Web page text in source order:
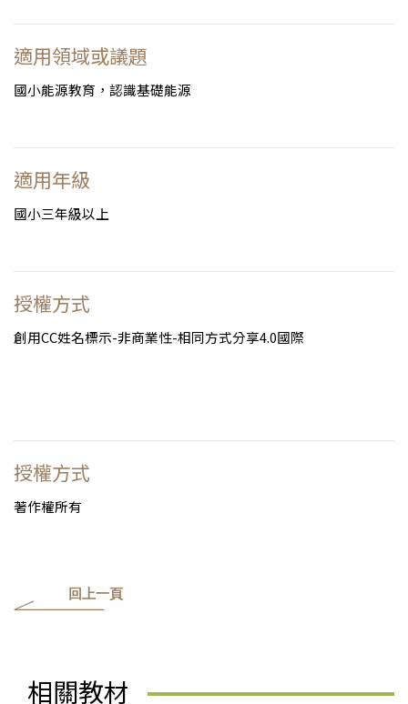
適用領域或議題
國小能源教育，認識基礎能源
適用年級
國小三年級以上
授權方式
創用CC姓名標示-非商業性-相同方式分享4.0國際
授權方式
著作權所有
回上一頁
相關教材